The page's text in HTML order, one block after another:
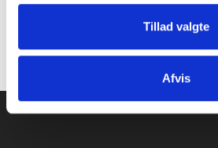
Tillad valgte
Afvis
den rette løsning til dit specifikke behov.